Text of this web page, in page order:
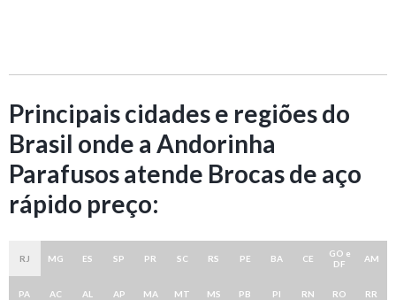
Principais cidades e regiões do
Brasil onde a Andorinha
Parafusos atende Brocas de aço
rápido preço:
RJ MG ES SP PR SC RS PE BA CE
GO e
DF
AM
PA AC AL AP MA MT MS PB PI RN RO RR